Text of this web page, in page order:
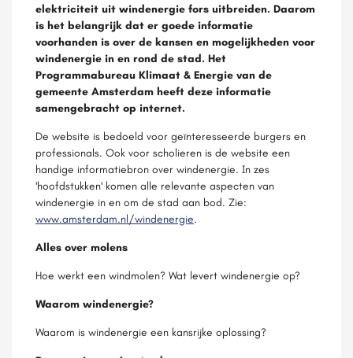
elektriciteit uit windenergie fors uitbreiden. Daarom
is het belangrijk dat er goede informatie
voorhanden is over de kansen en mogelijkheden voor
windenergie in en rond de stad. Het
Programmabureau Klimaat & Energie van de
gemeente Amsterdam heeft deze informatie
samengebracht op internet.
De website is bedoeld voor geïnteresseerde burgers en
professionals. Ook voor scholieren is de website een
handige informatiebron over windenergie. In zes
'hoofdstukken' komen alle relevante aspecten van
windenergie in en om de stad aan bod. Zie:
www.amsterdam.nl/windenergie.
Alles over molens
Hoe werkt een windmolen? Wat levert windenergie op?
Waarom windenergie?
Waarom is windenergie een kansrijke oplossing?